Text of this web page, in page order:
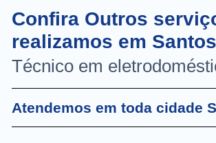
Confira Outros
realizamos em Santos
Técnico em
Atendemos em toda cidade